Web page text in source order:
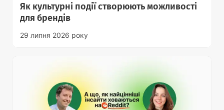
Як культурні події створюють можливості
для брендів
29 липня 2026 року